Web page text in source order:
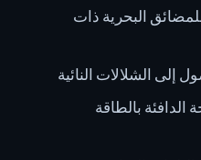
البحرية ذات
إلى الشلالات النائية
الدافئة بالطاقة